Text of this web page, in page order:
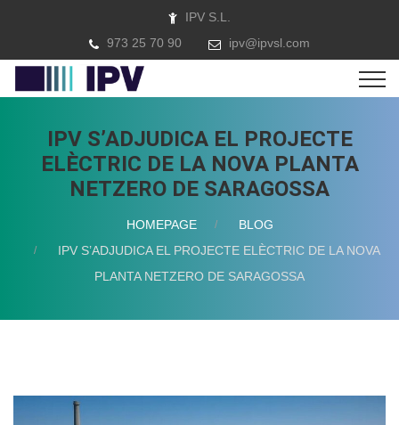
IPV S.L.
973 25 70 90
ipv@ipvsl.com
IPV S’ADJUDICA EL PROJECTE
ELÈCTRIC DE LA NOVA PLANTA
NETZERO DE SARAGOSSA
HOMEPAGE
BLOG
IPV S’ADJUDICA EL PROJECTE ELÈCTRIC DE LA NOVA
PLANTA NETZERO DE SARAGOSSA